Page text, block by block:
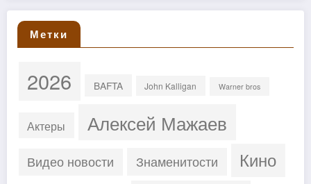
Метки
2026 BAFTA John Kalligan Warner bros
Актеры Алексей Мажаев
Видео новости Знаменитости Кино